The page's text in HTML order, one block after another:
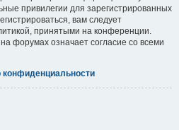
привилегии для зарегистрированных
вам следует
принятыми на конференции.
форумах означает согласие со всеми